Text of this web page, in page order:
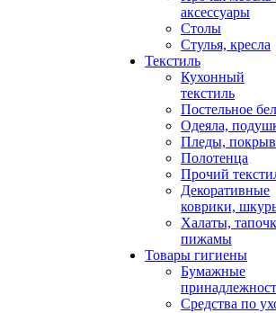
аксессуары
Столы
Стулья, кресла
Текстиль
Кухонный
текстиль
Постельное
Одеяла,
Пледы,
Полотенца
Прочий
Декоративные
коврики,
Халаты,
пижамы
Товары гигиены
Бумажные
Средства по